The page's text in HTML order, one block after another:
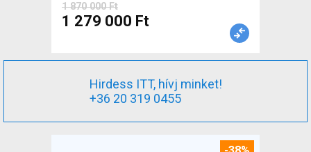
1 870 000 Ft
1 279 000 Ft
Hirdess ITT, hívj minket!
+36 20 319 0455